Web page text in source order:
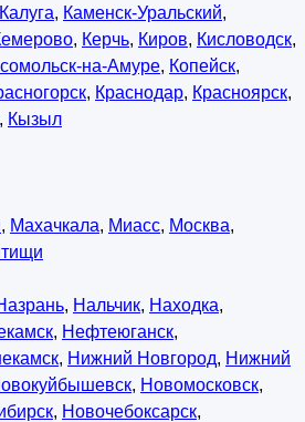
Калуга, Каменск-Уральский,
, Керчь, Киров, Кисловодск,
на-Амуре, Копейск,
, Краснодар, Красноярск,
, Кызыл
, Махачкала, Миасс, Москва,
, Нальчик, Находка,
, Нефтеюганск,
, Нижний Новгород, Нижний
, Новомосковск,
, Новочебоксарск,